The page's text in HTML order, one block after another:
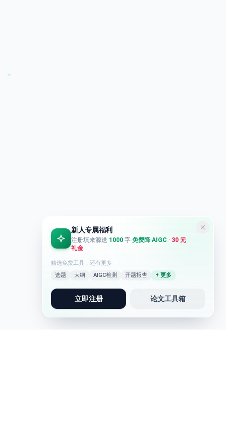
新人专属福利
注册填来源送 1000 字 免费降 AIGC · 30 元
礼金
精选免费工具，还有更多
选题
大纲 AIGC检测 开题报告 + 更多
立即注册 论文工具箱